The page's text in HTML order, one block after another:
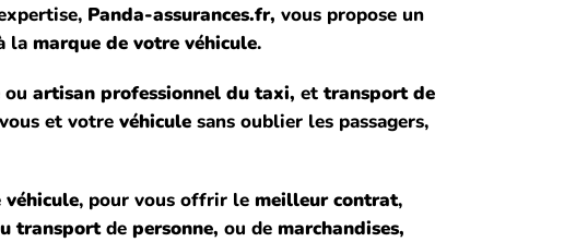
Panda-assurances.fr, vous propose un
la marque de votre véhicule.
ou artisan professionnel du taxi, ettransport de
et votre véhiculesans oublier les passagers,
véhicule, pour vous offrir le meilleur contrat,
transportde personne, ou de marchandises,